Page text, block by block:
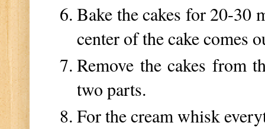
Bake the cakes for 20-30
center of the cake comes
Remove the cakes from
two parts.
For the cream whisk